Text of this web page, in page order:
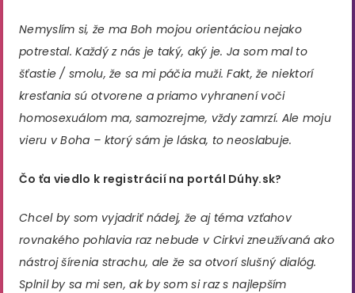
Nemyslím si, že ma Boh mojou orientáciou nejako
potrestal. Každý z nás je taký, aký je. Ja som mal to
šťastie / smolu, že sa mi páčia muži. Fakt, že niektorí
kresťania sú otvorene a priamo vyhranení voči
homosexuálom ma, samozrejme, vždy zamrzí. Ale moju
vieru v Boha – ktorý sám je láska, to neoslabuje.
Čo ťa viedlo k registrácií na portál Dúhy.sk?
Chcel by som vyjadriť nádej, že aj téma vzťahov
rovnakého pohlavia raz nebude v Cirkvi zneužívaná ako
nástroj šírenia strachu, ale že sa otvorí slušný dialóg.
Splnil by sa mi sen, ak by som si raz s najlepším